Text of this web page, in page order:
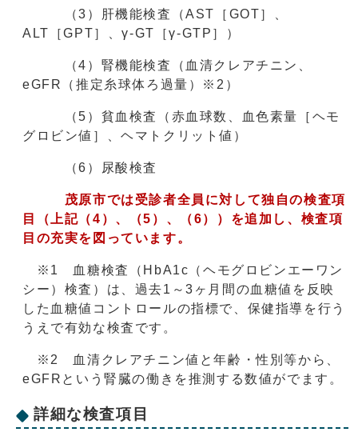
（3）肝機能検査（AST［GOT］、
ALT［GPT］、γ-GT［γ-GTP］）
（4）腎機能検査（血清クレアチニン、
eGFR（推定糸球体ろ過量）※2）
（5）貧血検査（赤血球数、血色素量［ヘモ
グロビン値］、ヘマトクリット値）
（6）尿酸検査
茂原市では受診者全員に対して独自の検査項
目（上記（4）、（5）、（6））を追加し、検査項
目の充実を図っています。
※1 血糖検査（HbA1c（ヘモグロビンエーワン
シー）検査）は、過去1～3ヶ月間の血糖値を反映
した血糖値コントロールの指標で、保健指導を行う
うえで有効な検査です。
※2 血清クレアチニン値と年齢・性別等から、
eGFRという腎臓の働きを推測する数値がでます。
詳細な検査項目